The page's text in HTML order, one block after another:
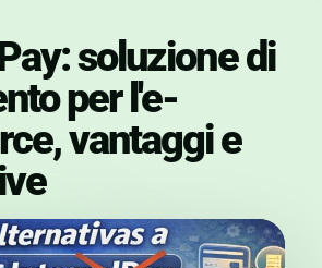
soluzione di
per l'e-
vantaggi e